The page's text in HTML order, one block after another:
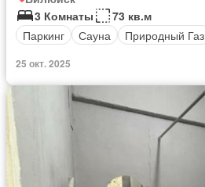
3 Комнаты
73 кв.м
Паркинг
Сауна Природный Газ
25 окт. 2025